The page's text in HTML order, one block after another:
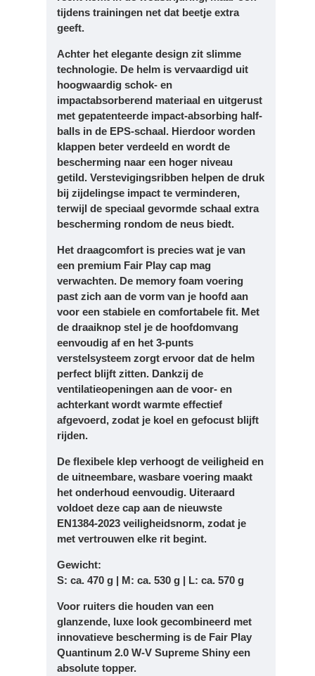
tijdens trainingen net dat beetje extra
geeft.
Achter het elegante design zit slimme
technologie. De helm is vervaardigd uit
hoogwaardig schok- en
impactabsorberend materiaal en uitgerust
met gepatenteerde impact-absorbing half-
balls in de EPS-schaal. Hierdoor worden
klappen beter verdeeld en wordt de
bescherming naar een hoger niveau
getild. Verstevigingsribben helpen de druk
bij zijdelingse impact te verminderen,
terwijl de speciaal gevormde schaal extra
bescherming rondom de neus biedt.
Het draagcomfort is precies wat je van
een premium Fair Play cap mag
verwachten. De memory foam voering
past zich aan de vorm van je hoofd aan
voor een stabiele en comfortabele fit. Met
de draaiknop stel je de hoofdomvang
eenvoudig af en het 3-punts
verstelsysteem zorgt ervoor dat de helm
perfect blijft zitten. Dankzij de
ventilatieopeningen aan de voor- en
achterkant wordt warmte effectief
afgevoerd, zodat je koel en gefocust blijft
rijden.
De flexibele klep verhoogt de veiligheid en
de uitneembare, wasbare voering maakt
het onderhoud eenvoudig. Uiteraard
voldoet deze cap aan de nieuwste
EN1384-2023 veiligheidsnorm, zodat je
met vertrouwen elke rit begint.
Gewicht:
S: ca. 470 g | M: ca. 530 g | L: ca. 570 g
Voor ruiters die houden van een
glanzende, luxe look gecombineerd met
innovatieve bescherming is de Fair Play
Quantinum 2.0 W-V Supreme Shiny een
absolute topper.